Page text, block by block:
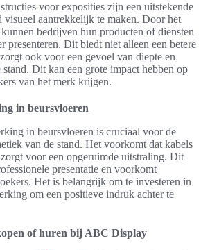
voor exposities zijn een uitstekende
visueel aantrekkelijk te maken. Door het
bedrijven hun producten of diensten
presenteren. Dit biedt niet alleen een betere
ook voor een gevoel van diepte en
Dit kan een grote impact hebben op
van het merk krijgen.
in beursvloeren
in beursvloeren is cruciaal voor de
van de stand. Het voorkomt dat kabels
voor een opgeruimde uitstraling. Dit
presentatie en voorkomt
Het is belangrijk om te investeren in
om een positieve indruk achter te
of huren bij ABC Display